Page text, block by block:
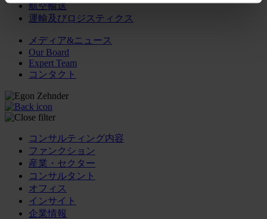
航空輸送
運輸及びロジスティクス
メディア&ニュース
Our Board
Expert Team
コンタクト
コンサルティング内容
ファンクション
産業・セクター
コンサルタント
オフィス
インサイト
企業情報